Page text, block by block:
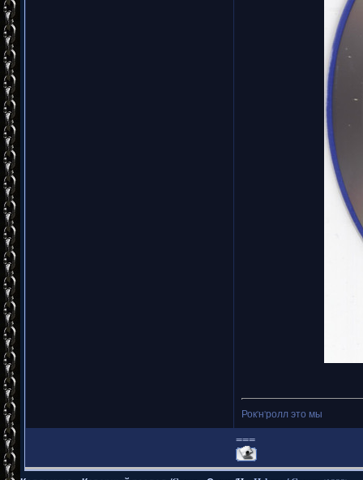
Рок'н'ролл это мы
===